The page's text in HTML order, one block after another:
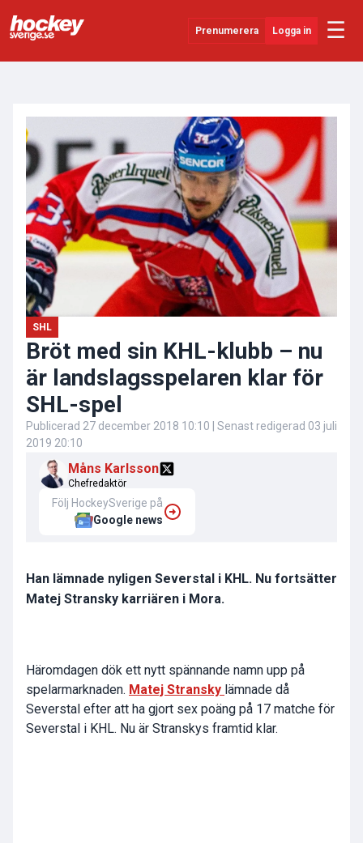
Prenumerera Logga in ☰
SHL
Evenemang
Övrigt
SHL
Bröt med sin KHL-klubb – nu
är landslagsspelaren klar för
SHL-spel
Publicerad 27 december 2018 10:10 | Senast redigerad 03 juli
2019 20:10
Måns Karlsson
Chefredaktör
Följ HockeySverige på
Google news
Han lämnade nyligen Severstal i KHL. Nu fortsätter
Matej Stransky karriären i Mora.
Häromdagen dök ett nytt spännande namn upp på
spelarmarknaden. Matej Stransky lämnade då
Severstal efter att ha gjort sex poäng på 17 matche för
Severstal i KHL. Nu är Stranskys framtid klar.